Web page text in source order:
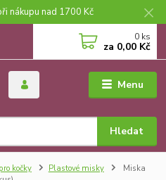
nákupu nad 1700 Kč
Menu
Hledat
0 ks
za 0,00 Kč
kočky Plastové misky
Miska